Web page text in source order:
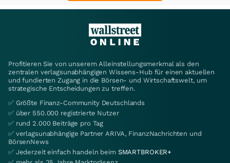
Profitieren Sie von unserem Alleinstellungsmerkmal als den
zentralen verlagsunabhängigen Wissens-Hub für einen aktuellen
und fundierten Zugang in die Börsen- und Wirtschaftswelt, um
strategische Entscheidungen zu treffen.
✅ Größte Finanz-Community Deutschlands
✅ über 550.000 registrierte Nutzer
✅ rund 2.000 Beiträge pro Tag
✅ verlagsunabhängige Partner ARIVA, FinanzNachrichten und
BörsenNews
✅ Jederzeit einfach handeln beim SMARTBROKER+